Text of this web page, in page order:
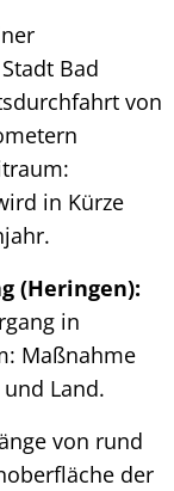
Bad
von
in Kürze
(Heringen):
in
Maßnahme
Land.
von rund
der